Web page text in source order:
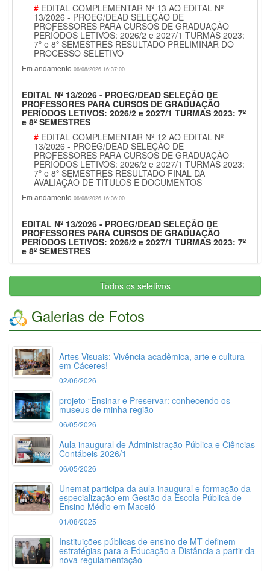
# EDITAL COMPLEMENTAR Nº 13 AO EDITAL Nº
13/2026 - PROEG/DEAD SELEÇÃO DE
PROFESSORES PARA CURSOS DE GRADUAÇÃO
PERÍODOS LETIVOS: 2026/2 e 2027/1 TURMAS 2023:
7º e 8º SEMESTRES RESULTADO PRELIMINAR DO
PROCESSO SELETIVO
Em andamento 06/08/2026 16:37:00
EDITAL Nº 13/2026 - PROEG/DEAD SELEÇÃO DE
PROFESSORES PARA CURSOS DE GRADUAÇÃO
PERÍODOS LETIVOS: 2026/2 e 2027/1 TURMAS 2023: 7º
e 8º SEMESTRES
# EDITAL COMPLEMENTAR Nº 12 AO EDITAL Nº
13/2026 - PROEG/DEAD SELEÇÃO DE
PROFESSORES PARA CURSOS DE GRADUAÇÃO
PERÍODOS LETIVOS: 2026/2 e 2027/1 TURMAS 2023:
7º e 8º SEMESTRES RESULTADO FINAL DA
AVALIAÇÃO DE TÍTULOS E DOCUMENTOS
Em andamento 06/08/2026 16:36:00
EDITAL Nº 13/2026 - PROEG/DEAD SELEÇÃO DE
PROFESSORES PARA CURSOS DE GRADUAÇÃO
PERÍODOS LETIVOS: 2026/2 e 2027/1 TURMAS 2023: 7º
e 8º SEMESTRES
EDITAL COMPLEMENTAR Nº 11 AO EDITAL Nº
13/2026 - PROEG/DEAD SELEÇÃO DE
PROFESSORES PARA CURSOS DE GRADUAÇÃO
PERÍODOS LETIVOS: 2026/2 e 2027/1 TURMAS 2023:
CONTRA O RESULTADO PRELIMINAR DA AVALIAÇÃO
DE TÍTULOS E DOCUMENTOS
EDITAL Nº 12/2026 - PROEG/DEAD SELEÇÃO DE
PROFESSORES PARA CURSOS DE GRADUAÇÃO
PERÍODOS LETIVOS: 2026/2 e 2027/1 TURMAS: 2026/1
e 2026/2 - 2º SEMESTRE
#EDITAL COMPLEMENTAR Nº 10 AO EDITAL Nº
12/2026 - PROEG/DEAD SELEÇÃO DE
PROFESSORES PARA CURSOS DE GRADUAÇÃO
PERÍODOS LETIVOS: 2026/2 e 2027/1 TURMAS:
2026/1 e 2026/2 - 2º SEMESTRE RESULTADO
PRELIMINAR DO PROCESSO SELETIVO
Em andamento 06/08/2026 16:34:00
EDITAL Nº 12/2026 - PROEG/DEAD SELEÇÃO DE
PROFESSORES PARA CURSOS DE GRADUAÇÃO
PERÍODOS LETIVOS: 2026/2 e 2027/1 TURMAS: 2026/1
e 2026/2 - 2º SEMESTRE
#EDITAL COMPLEMENTAR Nº 09 AO EDITAL Nº
12/2026 - PROEG/DEAD SELEÇÃO DE
PROFESSORES PARA CURSOS DE GRADUAÇÃO
PERÍODOS LETIVOS: 2026/2 e 2027/1 TURMAS:
Todos os seletivos
Galerias de Fotos
Artes Visuais: Vivência acadêmica, arte e cultura
em Cáceres!
02/06/2026
projeto “Ensinar e Preservar: conhecendo os
museus de minha região
06/05/2026
Aula inaugural de Administração Pública e Ciências
Contábeis 2026/1
06/05/2026
Unemat participa da aula inaugural e formação da
especialização em Gestão da Escola Pública de
Ensino Médio em Maceió
01/08/2025
Instituições públicas de ensino de MT definem
estratégias para a Educação a Distância a partir da
nova regulamentação